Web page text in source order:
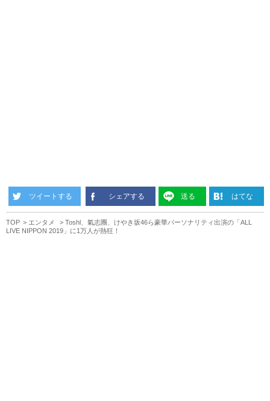
ツイートする シェアする 送る はてな
TOP エンタメ
Toshl、氣志團、けやき坂46ら豪華パーソナリティ出演の「ALL
LIVE NIPPON 2019」に1万人が熱狂！